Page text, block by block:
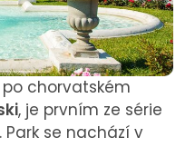
chorvatském
, je prvním ze série
Park se nachází v